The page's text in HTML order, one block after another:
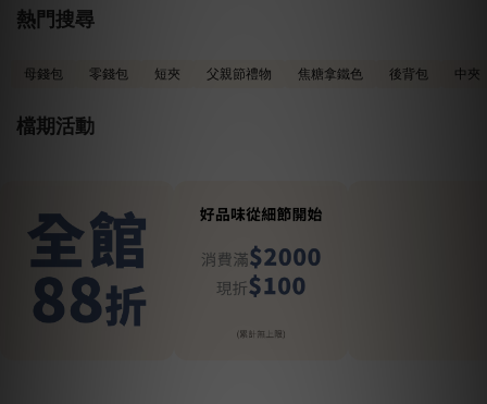
熱門搜尋
母錢包 零錢包 短夾 父親節禮物 焦糖拿鐵色 後背包 中夾
檔期活動